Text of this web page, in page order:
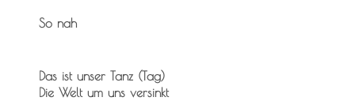
So nah
Das ist unser Tanz (Tag)
Die Welt um uns versinkt